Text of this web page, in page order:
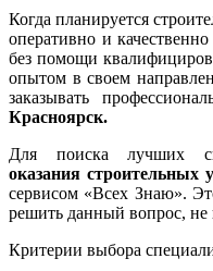
Когда планируется
оперативно и
без помощи
опытом в своем
заказывать
Красноярск.
Для поиска лучших
оказания строительных
сервисом «Всех Знаю».
решить данный вопрос, не
Критерии выбора